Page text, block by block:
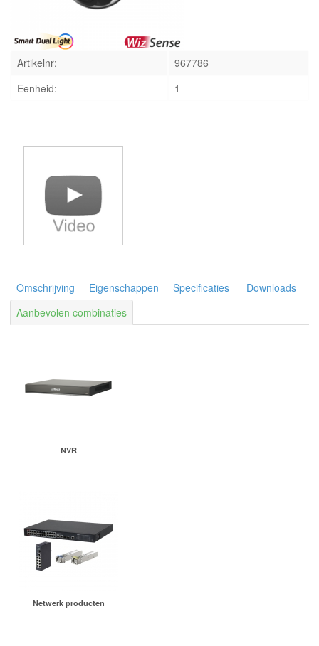
Artikelnr:
967786
Eenheid:
1
Omschrijving Eigenschappen Specificaties
Downloads
Aanbevolen combinaties
NVR
Netwerk producten